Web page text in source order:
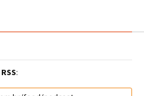
RSS: